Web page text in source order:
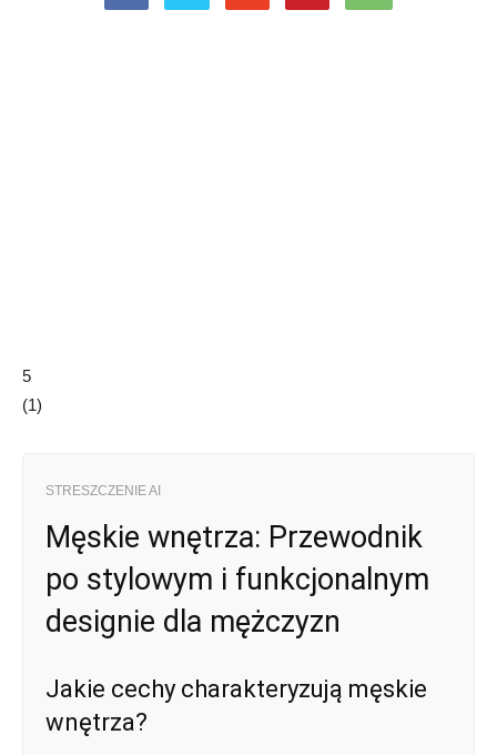
5
(1)
STRESZCZENIE AI
Męskie wnętrza: Przewodnik
po stylowym i funkcjonalnym
designie dla mężczyzn
Jakie cechy charakteryzują męskie
wnętrza?